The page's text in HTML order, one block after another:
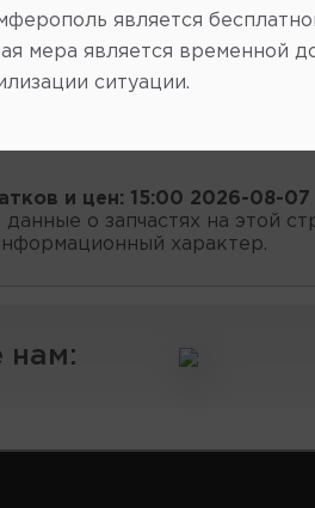
раз в сутки.
и цен: 15:00 2026-08-07
о запчастях на этой
характер.
нам:
является
мера является временной
ситуации.